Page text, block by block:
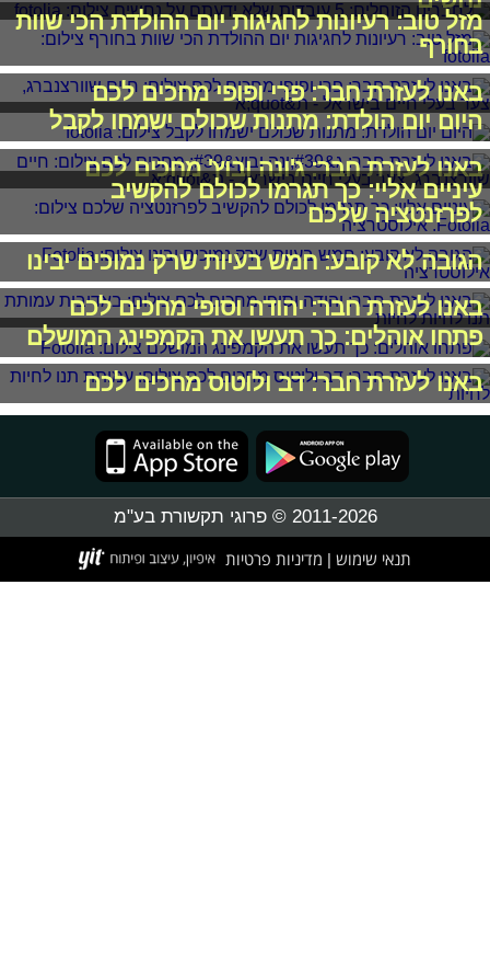
מזל טוב: רעיונות לחגיגות יום ההולדת הכי שוות
בחורף
באנו לעזרת חבר: פרי ופופי מחכים לכם
היום יום הולדת: מתנות שכולם ישמחו לקבל
באנו לעזרת חבר: ג'ונה ובוץ' מחכים לכם
עיניים אליי: כך תגרמו לכולם להקשיב
לפרזנטציה שלכם
הגובה לא קובע: חמש בעיות שרק נמוכים יבינו
באנו לעזרת חבר: יהודה וסופי מחכים לכם
פתחו אוהלים: כך תעשו את הקמפינג המושלם
באנו לעזרת חבר: דב ולוטוס מחכים לכם
2011-2026 © פרוגי תקשורת בע"מ
תנאי שימוש מדיניות פרטיות